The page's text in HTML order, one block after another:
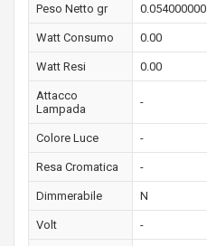
Peso Netto gr 0.054000000
Watt Consumo 0.00
Watt Resi 0.00
Attacco
Lampada
-
Colore Luce -
Resa Cromatica -
Dimmerabile N
Volt -